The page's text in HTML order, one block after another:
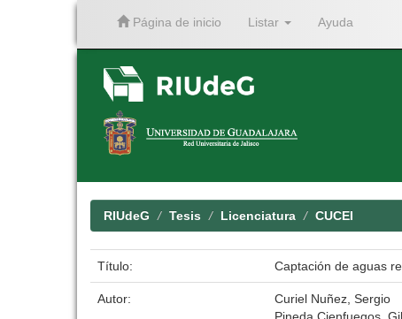
Página de inicio Listar Ayuda
RIUdeG Tesis Licenciatura CUCEI
Título: Captación de aguas
Autor:
Curiel Nuñez, Sergio